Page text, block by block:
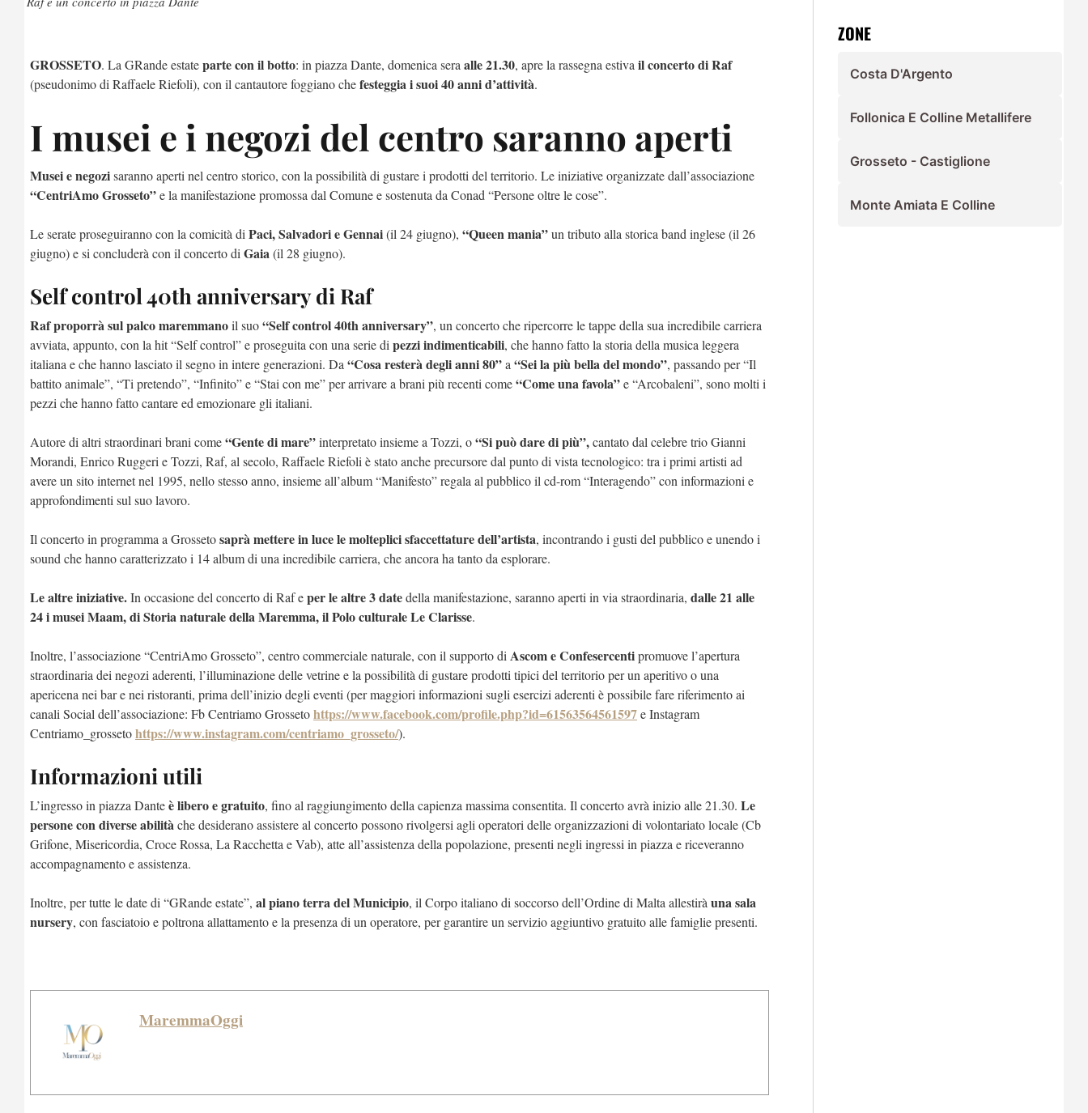
GROSSETO. La GRande estateparte con il botto: in piazza Dante, domenica sera alle 21.30, apre la rassegna estiva il concerto di Raf
(pseudonimo di Raffaele Riefoli), con il cantautore foggiano chefesteggia i suoi 40 anni d’attività.
I musei e i negozi del centro saranno aperti
Musei e negozisaranno aperti nel centro storico, con la possibilità di gustare i prodotti del territorio. Le iniziative organizzate dall’associazione
“CentriAmo Grosseto”e la manifestazione promossa dal Comune e sostenuta da Conad “Persone oltre le cose”.
Le serate proseguiranno con la comicità di Paci, Salvadori e Gennai(il 24 giugno), “Queen mania”un tributo alla storica band inglese (il 26
giugno) e si concluderà con il concerto di Gaia(il 28 giugno).
Self control 40th anniversary di Raf
Raf proporrà sul palco maremmanoil suo“Self control 40th anniversary”, un concerto che ripercorre le tappe della sua incredibile carriera
avviata, appunto, con la hit “Self control” e proseguita con una serie di pezzi indimenticabili, che hanno fatto la storia della musica leggera
italiana e che hanno lasciato il segno in intere generazioni. Da “Cosa resterà degli anni 80”a “Sei la più bella del mondo”, passando per “Il
battito animale”, “Ti pretendo”, “Infinito” e “Stai con me” per arrivare a brani più recenti come“Come una favola”e “Arcobaleni”, sono molti i
pezzi che hanno fatto cantare ed emozionare gli italiani.
Autore di altri straordinari brani come“Gente di mare”interpretato insieme a Tozzi, o“Si può dare di più”,cantato dal celebre trio Gianni
Morandi, Enrico Ruggeri e Tozzi, Raf, al secolo, Raffaele Riefoli è stato anche precursore dal punto di vista tecnologico: tra i primi artisti ad
avere un sito internet nel 1995, nello stesso anno, insieme all’album “Manifesto” regala al pubblico il cd-rom “Interagendo” con informazioni e
approfondimenti sul suo lavoro.
Il concerto in programma a Grossetosaprà mettere in luce le molteplici sfaccettature dell’artista, incontrando i gusti del pubblico e unendo i
sound che hanno caratterizzato i 14 album di una incredibile carriera, che ancora ha tanto da esplorare.
Le altre iniziative.In occasione del concerto di Raf eper le altre 3 datedella manifestazione, saranno aperti in via straordinaria, dalle 21 alle
24 i musei Maam, di Storia naturale della Maremma, il Polo culturale Le Clarisse.
Inoltre, l’associazione “CentriAmo Grosseto”, centro commerciale naturale, con il supporto di Ascom e Confesercentipromuove l’apertura
straordinaria dei negozi aderenti, l’illuminazione delle vetrine e la possibilità di gustare prodotti tipici del territorio per un aperitivo o una
apericena nei bar e nei ristoranti, prima dell’inizio degli eventi (per maggiori informazioni sugli esercizi aderenti è possibile fare riferimento ai
canali Social dell’associazione: Fb Centriamo Grossetohttps://www.facebook.com/profile.php?id=61563564561597e Instagram
Centriamo_grossetohttps://www.instagram.com/centriamo_grosseto/).
Informazioni utili
L’ingresso in piazza Danteè libero e gratuito, fino al raggiungimento della capienza massima consentita. Il concerto avrà inizio alle 21.30. Le
persone con diverse abilitàche desiderano assistere al concerto possono rivolgersi agli operatori delle organizzazioni di volontariato locale (Cb
Grifone, Misericordia, Croce Rossa, La Racchetta e Vab), atte all’assistenza della popolazione, presenti negli ingressi in piazza e riceveranno
accompagnamento e assistenza.
Inoltre, per tutte le date di “GRande estate”, al piano terra del Municipio, il Corpo italiano di soccorso dell’Ordine di Malta allestirà una sala
nursery, con fasciatoio e poltrona allattamento e la presenza di un operatore, per garantire un servizio aggiuntivo gratuito alle famiglie presenti.
MaremmaOggi
ZONE
Costa D'Argento
Follonica E Colline Metallifere
Grosseto - Castiglione
Monte Amiata E Colline